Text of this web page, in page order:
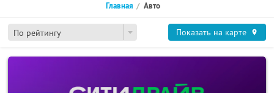
По рейтингу
Главная Авто
Показать на карте